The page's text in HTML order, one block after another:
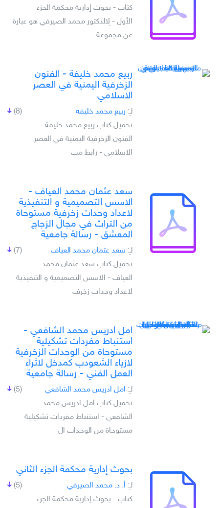
كتاب - بحوث إدارية محكمة الجزء
الأول - لِالدكتور محمد الصيرفي هو عبارة
عن مجموعة
ربيع محمد خليفة - الفنون
الزخرفية اليمنية في العصر
الاسلامي
(8) لـِ: ربيع محمد خليفة
تحميل كتاب ربيع محمد خليفة -
الفنون الزخرفية اليمنية في العصر
الاسلامي - رابط مب
سعد عثمان محمد العياف -
الاسس التصميمية و التنفيذية
لاعداد وحدات زخرفية مستوحاة
من التراث في مجال الزجاج
المعشق - رسالة جامعية
(7) لـِ: سعد عثمان محمد العياف
تحميل كتاب سعد عثمان محمد
العياف - الاسس التصميمية و التنفيذية
لاعداد وحدات زخرف
امل ادريس محمد الشافعي -
استنباط مفردات تشكيلية
مستوحاة من الوحدات الزخرفية
لازياء الشعودب كمدخل لاثراء
العمل الفني - رسالة جامعية
(5) لـِ: امل ادريس محمد الشافعي
تحميل كتاب امل ادريس محمد
الشافعي - استنباط مفردات تشكيلية
مستوحاة من الوحدات ال
بحوث إدارية محكمة الجزء الثاني
(5) لـِ: أ. د. محمد الصيرفي
كتاب - بحوث إدارية محكمة الجزء